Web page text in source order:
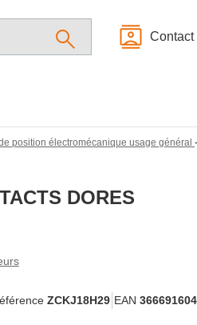
Contact
position électromécanique usage général -
DORES
ZCKJ18H29 EAN